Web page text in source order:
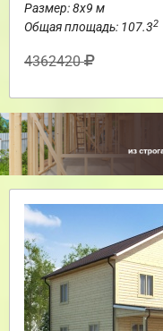
Размер: 8х9 м
Общая площадь: 107.32
4362420